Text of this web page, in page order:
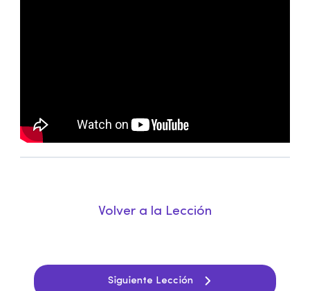
Volver a la Lección
Siguiente Lección